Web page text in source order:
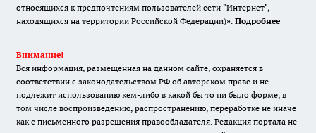
относящихся к предпочтениям пользователей сети "Интернет",
находящихся на территории Российской Федерации)». Подробнее
Внимание!
Вся информация, размещенная на данном сайте, охраняется в
соответствии с законодательством РФ об авторском праве и не
подлежит использованию кем-либо в какой бы то ни было форме, в
том числе воспроизведению, распространению, переработке не иначе
как с письменного разрешения правообладателя. Редакция портала не